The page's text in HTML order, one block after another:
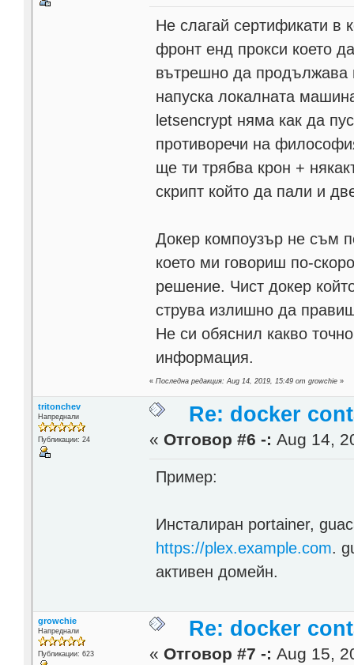
Не слагай сертификати в
фронт енд прокси което
вътрешно да продължава
напуска локалната
letsencrypt няма как да
противоречи на
ще ти трябва крон +
скрипт който да пали и
Докер компоузър не съм
което ми говориш по-
решение. Чист докер
струва излишно да
Не си обяснил какво
информация.
«Последна редакция: Aug 14, 2019, 15:49 от growchie »
tritonchev
Напреднали
Публикации: 24
Re: docker
« Отговор #6 -: Aug 14,
Пример:
Инсталиран portainer,
https://plex.example.com.
активен домейн.
growchie
Напреднали
Публикации: 623
Re: docker
« Отговор #7 -: Aug 15,